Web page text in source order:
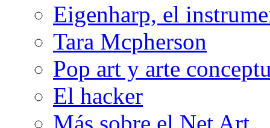
Eigenharp, el
Tara Mcpherson
Pop art y arte
El hacker
Más sobre el Net Art